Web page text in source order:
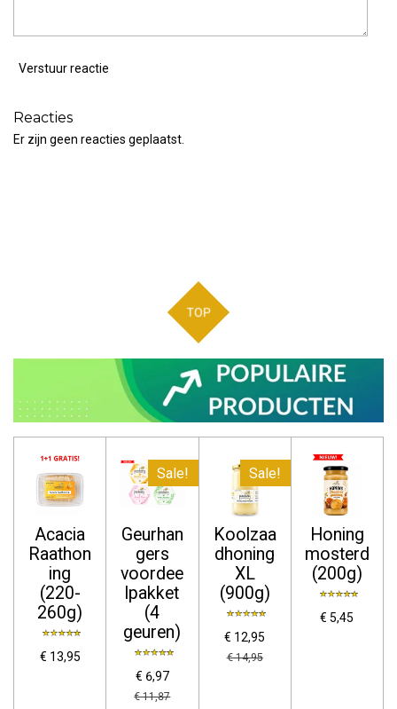
Verstuur reactie
Reacties
Er zijn geen reacties geplaatst.
TOP
Acacia
Raathon
ing
(220-
260g)
€ 13,95
Sale!
Geurhan
gers
voordee
lpakket
(4
geuren)
€ 6,97
€ 11,87
Sale!
Koolzaa
dhoning
XL
(900g)
€ 12,95
€ 14,95
Honing
mosterd
(200g)
€ 5,45